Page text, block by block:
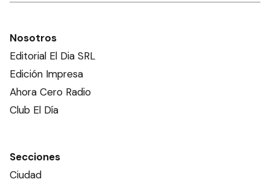
Nosotros
Editorial El Dia SRL
Edición Impresa
Ahora Cero Radio
Club El Día
Secciones
Ciudad